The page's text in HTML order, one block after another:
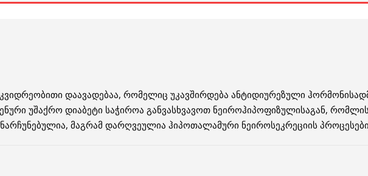
დაავადებაა, რომელიც უკავშირდება ანტიდიურეზული
უშაქრო დიაბეტი საჭიროა განვასხვავოთ ნეიროჰიპოფიზულისაგან,
მაგრამ დარღვეულია ჰიპოთალამური ნეიროსეკრეციის